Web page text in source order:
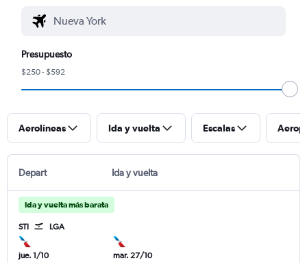
Presupuesto
$250 - $592
Aerolíneas Ida y vuelta Escalas
Depart Ida y vuelta
Ida y vuelta más barata
STI LGA
jue. 1/10
mar. 27/10